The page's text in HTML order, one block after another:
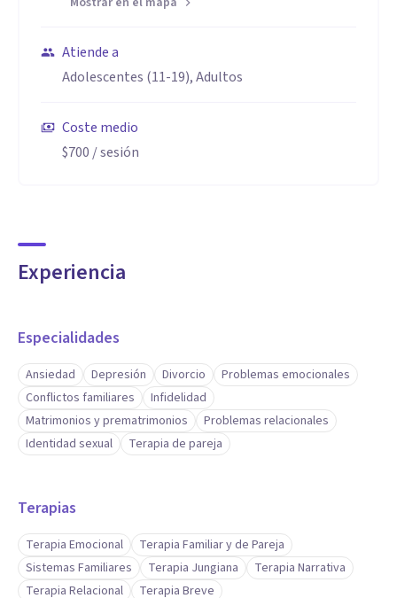
Atiende a
Adolescentes (11-19), Adultos
Coste medio
$700 / sesión
Experiencia
Especialidades
Ansiedad Depresión Divorcio
Problemas emocionales
Conflictos familiares
Infidelidad
Matrimonios y prematrimonios
Problemas relacionales
Identidad sexual
Terapia de pareja
Terapias
Terapia Emocional
Terapia Familiar y de Pareja
Sistemas Familiares
Terapia Jungiana
Terapia Narrativa
Terapia Relacional
Terapia Breve